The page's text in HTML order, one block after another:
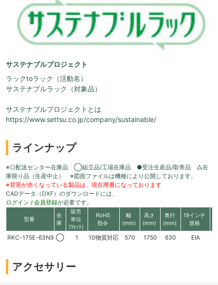
サステナブルプロジェクト
ラックtoラック（活動名）
サステナブルラック（対象品）
サステナブルプロジェクトとは
https://www.settsu.co.jp/company/sustainable/
ラインナップ
※◎配送センター在庫品 ◯組立品/工場在庫品 ●受注生産品/取寄品 △在
庫限り品（生産中止） ※図面ファイルは機種により公開しております。
※背景が赤くなっている製品は、現在廃番になっております
CADデータ（DXF）のダウンロードには、
ログイン / 会員登録が必要です。
型番
在
庫
販売
単位
(1ｾｯﾄ)
RoHS
指令
幅
(mm)
高さ
(mm)
奥行
(mm)
19インチ
規格
RKC-175E-63N9 ◯ 1 10物質対応 570 1750 630 EIA
アクセサリー